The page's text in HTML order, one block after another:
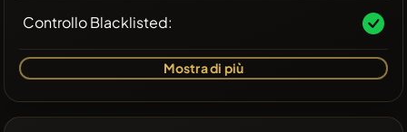
Controllo Blacklisted:
Mostra di più